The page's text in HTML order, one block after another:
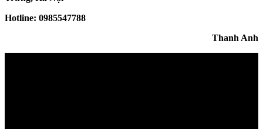
Hotline: 0985547788
Thanh Anh